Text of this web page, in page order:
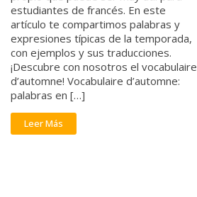
estudiantes de francés. En este
artículo te compartimos palabras y
expresiones típicas de la temporada,
con ejemplos y sus traducciones.
¡Descubre con nosotros el vocabulaire
d’automne! Vocabulaire d’automne:
palabras en […]
Leer Más